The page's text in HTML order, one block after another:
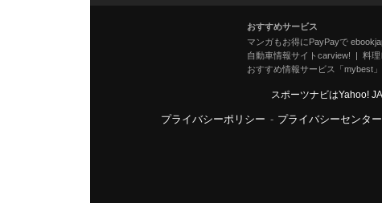
おすすめサービス
マンガもお得にPayPayで
自動車情報サイトcarview!
料理
おすすめ情報サービス「mybest」
スポーツナビはYahoo!
プライバシーポリシー - プライバシーセンター